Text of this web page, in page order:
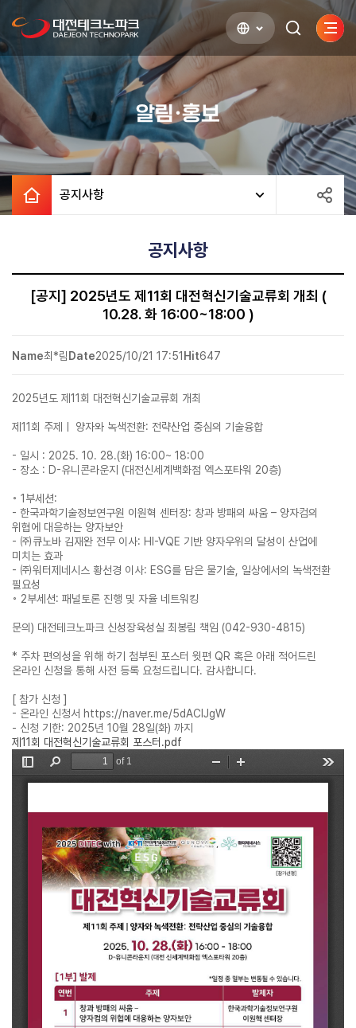
검색하기사이
열기
알림·홍보
공지사항
공지사항
[공지] 2025년도 제11회 대전혁신기술교류회 개최 (
10.28. 화 16:00~18:00 )
Name최*림 Date2025/10/21 17:51 Hit647
2025년도 제11회 대전혁신기술교류회 개최
제11회 주제ㅣ 양자와 녹색전환: 전략산업 중심의 기술융합
- 일시 : 2025. 10. 28.(화) 16:00~ 18:00
- 장소 : D-유니콘라운지 (대전신세계백화점 엑스포타워 20층)
◦ 1부세션:
- 한국과학기술정보연구원 이원혁 센터장: 창과 방패의 싸움 – 양자컴의
위협에 대응하는 양자보안
- ㈜큐노바 김재완 전무 이사: HI-VQE 기반 양자우위의 달성이 산업에
미치는 효과
- ㈜워터제네시스 황선경 이사: ESG를 담은 물기술, 일상에서의 녹색전환
필요성
◦ 2부세션: 패널토론 진행 및 자율 네트워킹
문의) 대전테크노파크 신성장육성실 최봉림 책임 (042-930-4815)
* 주차 편의성을 위해 하기 첨부된 포스터 윗편 QR 혹은 아래 적어드린
온라인 신청을 통해 사전 등록 요청드립니다. 감사합니다.
[ 참가 신청 ]
- 온라인 신청서 https://naver.me/5dACIJgW
- 신청 기한: 2025년 10월 28일(화) 까지
제11회 대전혁신기술교류회 포스터.pdf